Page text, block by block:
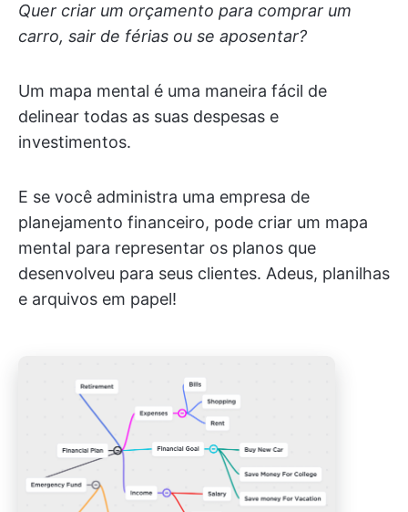
Quer criar um orçamento para comprar um
carro, sair de férias ou se aposentar?
Um mapa mental é uma maneira fácil de
delinear todas as suas despesas e
investimentos.
E se você administra uma empresa de
planejamento financeiro, pode criar um mapa
mental para representar os planos que
desenvolveu para seus clientes. Adeus, planilhas
e arquivos em papel!